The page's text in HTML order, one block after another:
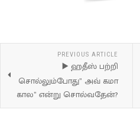
PREVIOUS ARTICLE
▶️ ஹதீஸ் பற்றி
சொல்லும்போது” அவ் கமா
கால” என்று சொல்வதேன்?